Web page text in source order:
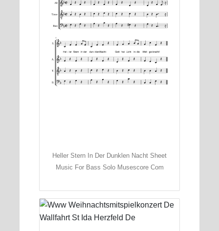
Heller Stern In Der Dunklen Nacht Sheet
Music For Bass Solo Musescore Com